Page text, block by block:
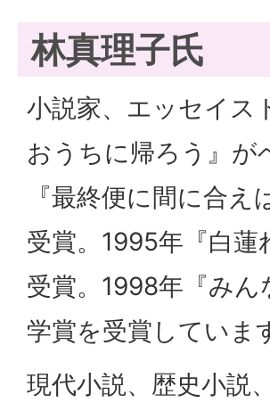
林真理子氏
小説家、エッセイス
おうちに帰ろう』が
『最終便に間に合
受賞。1995年『白
受賞。1998年『み
学賞を受賞していま
現代小説、歴史小説